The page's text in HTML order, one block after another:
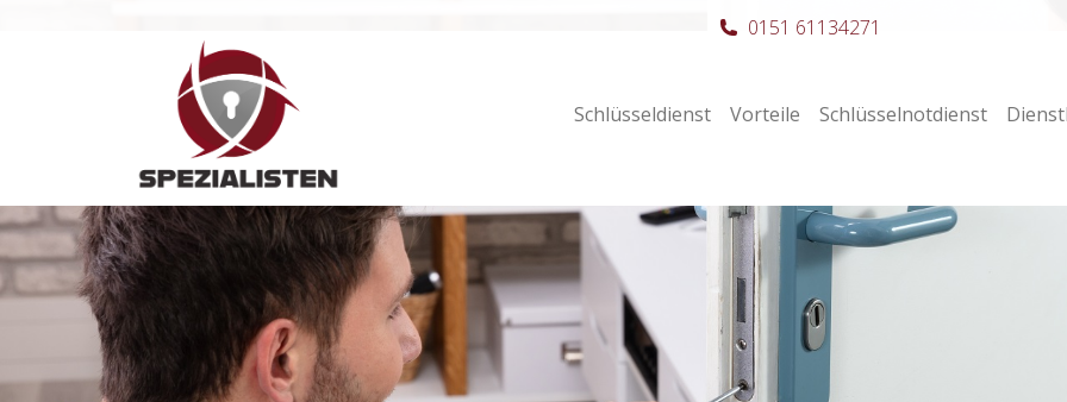
Hauptnavigation Schlüsseldienst Vorteile Schlüsselnotdienst
0151 61134271